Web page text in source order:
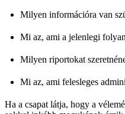
Milyen információra van
Mi az, ami a jelenlegi
Milyen riportokat
Mi az, ami felesleges
Ha a csapat látja, hogy a